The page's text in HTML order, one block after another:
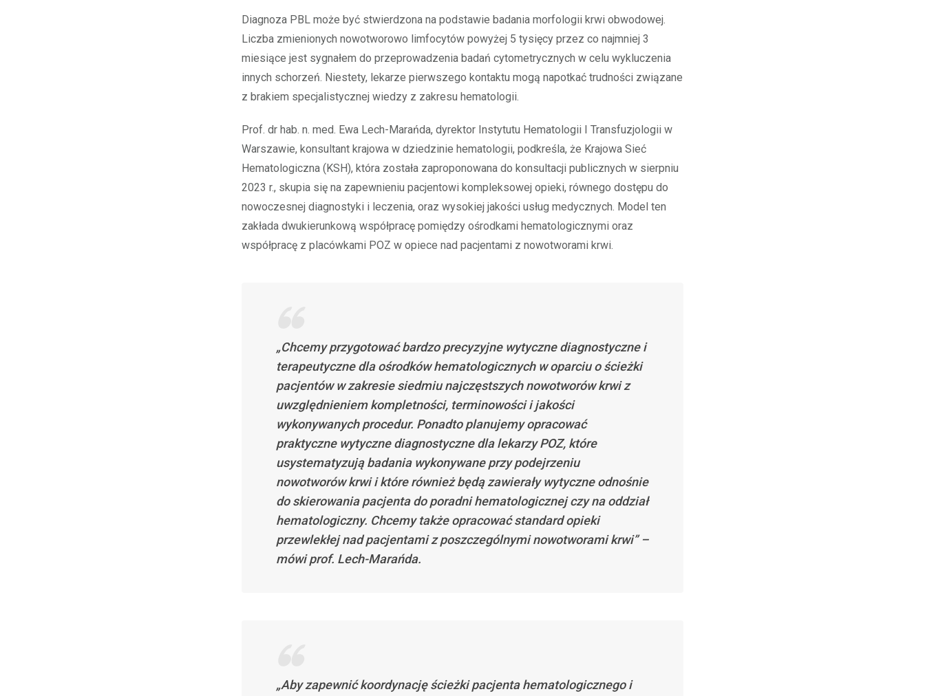
Diagnoza PBL może być stwierdzona na podstawie badania morfologii krwi obwodowej.
Liczba zmienionych nowotworowo limfocytów powyżej 5 tysięcy przez co najmniej 3
miesiące jest sygnałem do przeprowadzenia badań cytometrycznych w celu wykluczenia
innych schorzeń. Niestety, lekarze pierwszego kontaktu mogą napotkać trudności związane
z brakiem specjalistycznej wiedzy z zakresu hematologii.
Prof. dr hab. n. med. Ewa Lech-Marańda, dyrektor Instytutu Hematologii I Transfuzjologii w
Warszawie, konsultant krajowa w dziedzinie hematologii, podkreśla, że Krajowa Sieć
Hematologiczna (KSH), która została zaproponowana do konsultacji publicznych w sierpniu
2023 r., skupia się na zapewnieniu pacjentowi kompleksowej opieki, równego dostępu do
nowoczesnej diagnostyki i leczenia, oraz wysokiej jakości usług medycznych. Model ten
zakłada dwukierunkową współpracę pomiędzy ośrodkami hematologicznymi oraz
współpracę z placówkami POZ w opiece nad pacjentami z nowotworami krwi.
„Chcemy przygotować bardzo precyzyjne wytyczne diagnostyczne i
terapeutyczne dla ośrodków hematologicznych w oparciu o ścieżki
pacjentów w zakresie siedmiu najczęstszych nowotworów krwi z
uwzględnieniem kompletności, terminowości i jakości
wykonywanych procedur. Ponadto planujemy opracować
praktyczne wytyczne diagnostyczne dla lekarzy POZ, które
usystematyzują badania wykonywane przy podejrzeniu
nowotworów krwi i które również będą zawierały wytyczne odnośnie
do skierowania pacjenta do poradni hematologicznej czy na oddział
hematologiczny. Chcemy także opracować standard opieki
przewlekłej nad pacjentami z poszczególnymi nowotworami krwi” –
mówi prof. Lech-Marańda.
„Aby zapewnić koordynację ścieżki pacjenta hematologicznego i